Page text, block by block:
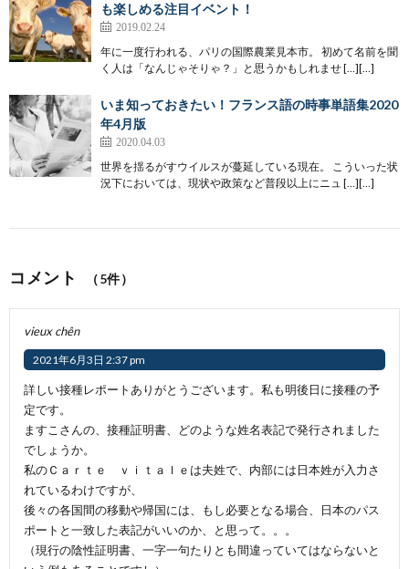
も楽しめる注目イベント！
2019.02.24
年に一度行われる、パリの国際農業見本市。 初めて名前を聞
く人は「なんじゃそりゃ？」と思うかもしれませ […][…]
いま知っておきたい！フランス語の時事単語集2020
年4月版
2020.04.03
世界を揺るがすウイルスが蔓延している現在。 こういった状
況下においては、現状や政策など普段以上にニュ […][…]
コメント （5件）
vieux chên
2021年6月3日 2:37 pm
詳しい接種レポートありがとうございます。私も明後日に接種の予
定です。
ますこさんの、接種証明書、どのような姓名表記で発行されました
でしょうか。
私のＣａｒｔｅ ｖｉｔａｌｅは夫姓で、内部には日本姓が入力さ
れているわけですが、
後々の各国間の移動や帰国には、もし必要となる場合、日本のパス
ポートと一致した表記がいいのか、と思って。。。
（現行の陰性証明書、一字一句たりとも間違っていてはならないと